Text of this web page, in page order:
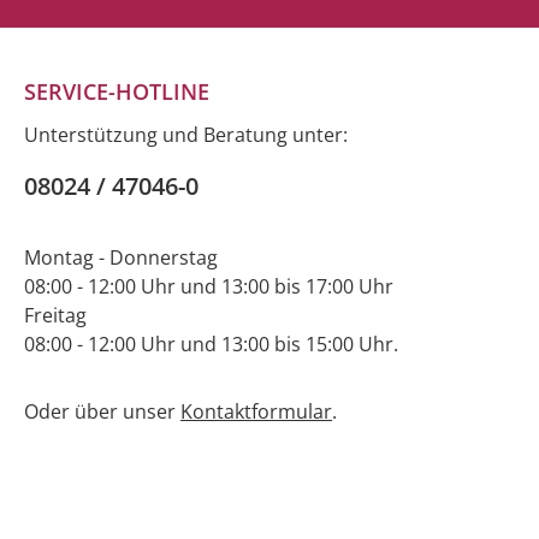
SERVICE-HOTLINE
Unterstützung und Beratung unter:
08024 / 47046-0
Montag - Donnerstag
08:00 - 12:00 Uhr und 13:00 bis 17:00 Uhr
Freitag
08:00 - 12:00 Uhr und 13:00 bis 15:00 Uhr.
Oder über unser Kontaktformular.